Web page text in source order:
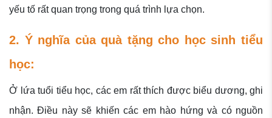
yếu tố rất quan trọng trong quá trình lựa chọn.
2. Ý nghĩa của quà tặng cho học sinh tiểu
học:
Ở lứa tuổi tiểu học, các em rất thích được biểu dương, ghi
nhận. Điều này sẽ khiến các em hào hứng và có nguồn